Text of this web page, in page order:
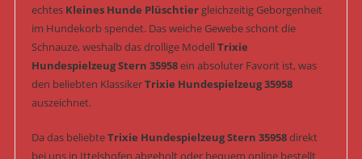
echtes Kleines Hunde Plüschtiergleichzeitig Geborgenheit
im Hundekorb spendet. Das weiche Gewebe schont die
Schnauze, weshalb das drollige ModellTrixie
Hundespielzeug Stern 35958ein absoluter Favorit ist, was
den beliebten KlassikerTrixie Hundespielzeug 35958
auszeichnet.
Da das beliebteTrixie Hundespielzeug Stern 35958direkt
bei uns in Ittelshofen abgeholt oder bequem online bestellt